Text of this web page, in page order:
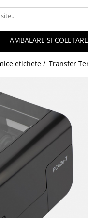
AMBALARE SI COLETARE
etichete / Transfer